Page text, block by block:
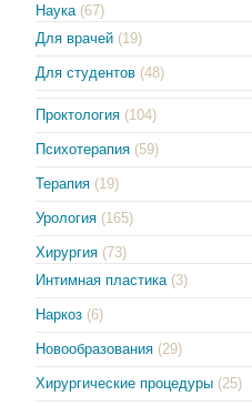
Наука (67)
Для врачей (19)
Для студентов (48)
Проктология (104)
Психотерапия (59)
Терапия (19)
Урология (165)
Хирургия (73)
Интимная пластика (3)
Наркоз (6)
Новообразования (29)
Хирургические процедуры (25)